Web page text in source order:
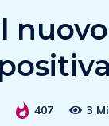
407 3